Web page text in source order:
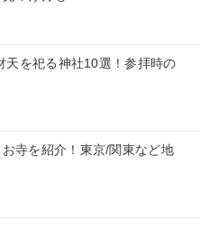
天を祀る神社10選！参拝時の
寺を紹介！東京/関東など地